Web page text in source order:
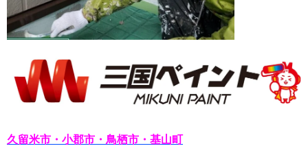
久留米市・小郡市・鳥栖市・基山町